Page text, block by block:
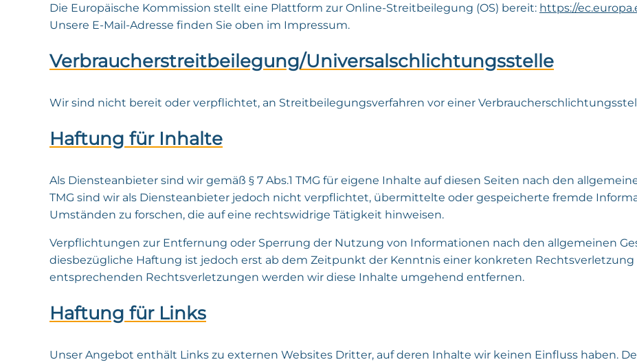
Die Europäische Kommission stellt eine Plattform zur Online-Streitbeilegung (OS) bereit: https://
Unsere E-Mail-Adresse finden Sie oben im Impressum.
Verbraucher­streit­beilegung/Universal­schlichtungs­stelle
Wir sind nicht bereit oder verpflichtet, an Streitbeilegungsverfahren vor einer
Haftung für Inhalte
Als Diensteanbieter sind wir gemäß § 7 Abs.1 TMG für eigene Inhalte auf diesen Seiten nach den
TMG sind wir als Diensteanbieter jedoch nicht verpflichtet, übermittelte oder gespeicherte fremde
Umständen zu forschen, die auf eine rechtswidrige Tätigkeit hinweisen.
Verpflichtungen zur Entfernung oder Sperrung der Nutzung von Informationen nach den allgemeinen
diesbezügliche Haftung ist jedoch erst ab dem Zeitpunkt der Kenntnis einer konkreten
entsprechenden Rechtsverletzungen werden wir diese Inhalte umgehend entfernen.
Haftung für Links
Unser Angebot enthält Links zu externen Websites Dritter, auf deren Inhalte wir keinen Einfluss haben.